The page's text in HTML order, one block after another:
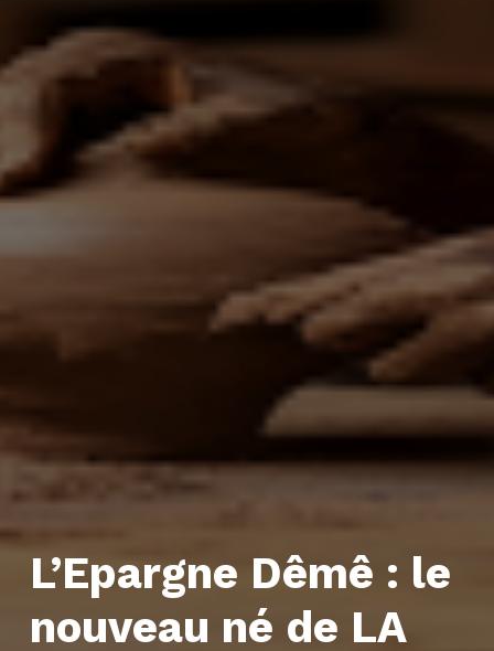
L’Epargne Dêmê : le
nouveau né de LA